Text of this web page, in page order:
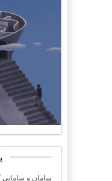
سامان و سامانی